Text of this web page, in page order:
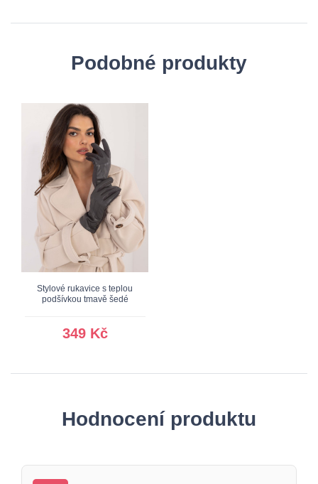
Podobné produkty
Stylové rukavice s teplou
podšívkou tmavě šedé
349 Kč
Hodnocení produktu